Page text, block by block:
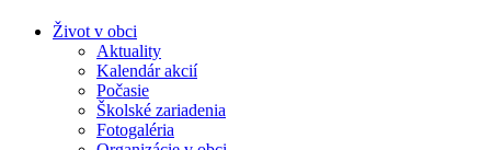
Život v obci
Aktuality
Kalendár akcií
Počasie
Školské zariadenia
Fotogaléria